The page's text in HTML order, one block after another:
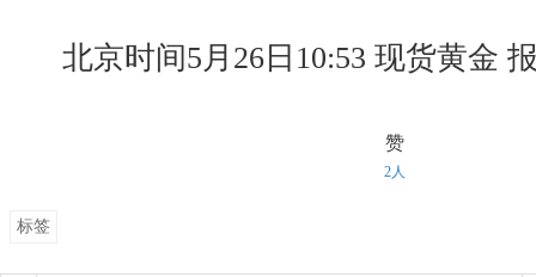
北京时间5月26日10:53 现货黄金 报
赞
2人
标签